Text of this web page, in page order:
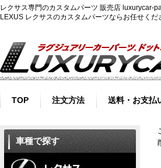
レクサス専門のカスタムパーツ 販売店 luxurycar-
LEXUS レクサスのカスタムパーツならお任せく
TOP 注文方法 送料・お支払
車種で探す